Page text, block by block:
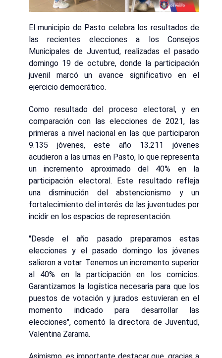
El municipio de Pasto celebra los resultados de
las recientes elecciones a los Consejos
Municipales de Juventud, realizadas el pasado
domingo 19 de octubre, donde la participación
juvenil marcó un avance significativo en el
ejercicio democrático.
Como resultado del proceso electoral, y en
comparación con las elecciones de 2021, las
primeras a nivel nacional en las que participaron
9.135 jóvenes, este año 13.211 jóvenes
acudieron a las urnas en Pasto, lo que representa
un incremento aproximado del 40% en la
participación electoral. Este resultado refleja
una disminución del abstencionismo y un
fortalecimiento del interés de las juventudes por
incidir en los espacios de representación.
"Desde el año pasado preparamos estas
elecciones y el pasado domingo los jóvenes
salieron a votar. Tenemos un incremento superior
al 40% en la participación en los comicios.
Garantizamos la logística necesaria para que los
puestos de votación y jurados estuvieran en el
momento indicado para desarrollar las
elecciones", comentó la directora de Juventud,
Valentina Zarama.